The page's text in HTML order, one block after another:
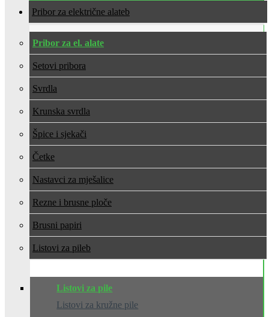
Pribor za električne alate
Pribor za el. alate
Setovi pribora
Svrdla
Krunska svrdla
Špice i sjekači
Četke
Nastavci za mješalice
Rezne i brusne ploče
Brusni papiri
Listovi za pile
Listovi za pile
Listovi za kružne pile